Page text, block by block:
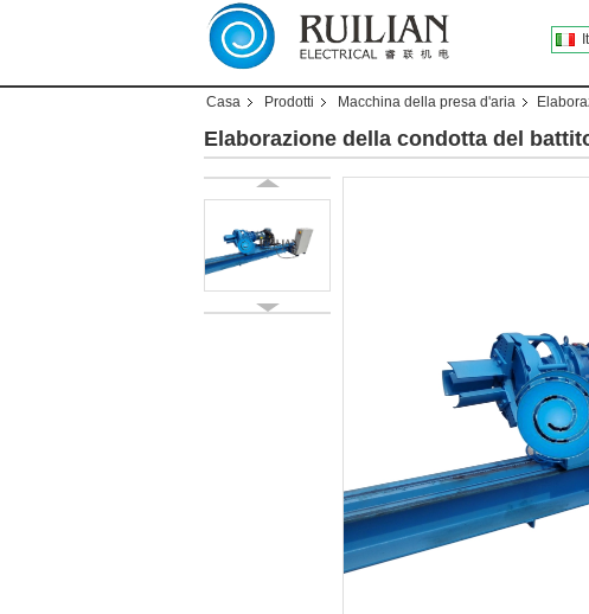
Casa Prodotti Macchina della presa d'aria
Elaborazione della condotta del